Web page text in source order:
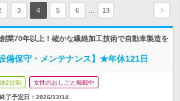
3 4 5 6 13
業70年以上！確かな繊維加工技術で自動車製造を
備保守・メンテナンス】★年休121日
2日制 女性のおしごと掲載中
終了予定日： 2026/12/14